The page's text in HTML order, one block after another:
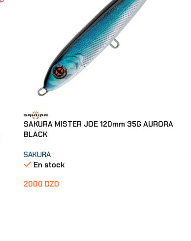
SAKURA MISTER JOE 120mm 35G AURORA
BLACK
SAKURA
En stock
2000 DZD